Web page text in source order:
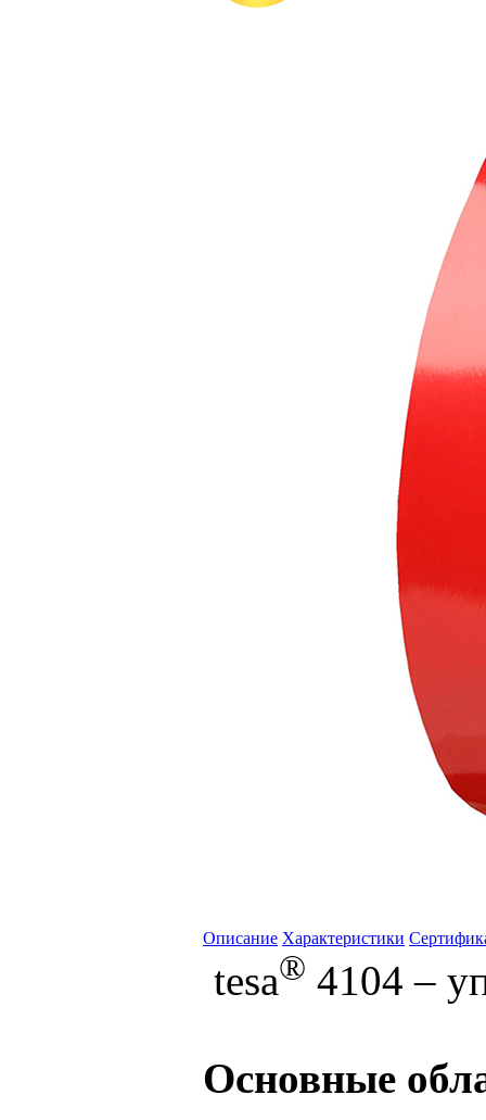
Описание Характеристики
tesa® 4104 –
Основные